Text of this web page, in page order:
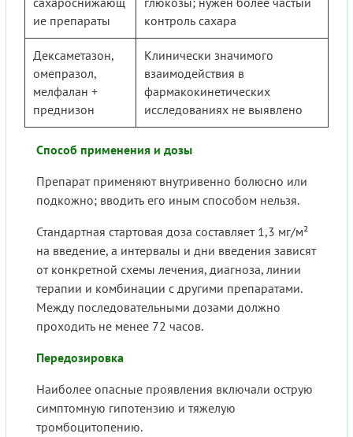
ие препараты
контроль сахара
Дексаметазон,
омепразол,
мелфалан +
преднизон
Клинически значимого
взаимодействия в
фармакокинетических
исследованиях не выявлено
Способ применения и дозы
Препарат применяют внутривенно болюсно или
подкожно; вводить его иным способом нельзя.
Стандартная стартовая доза составляет 1,3 мг/м²
на введение, а интервалы и дни введения зависят
от конкретной схемы лечения, диагноза, линии
терапии и комбинации с другими препаратами.
Между последовательными дозами должно
проходить не менее 72 часов.
Передозировка
Наиболее опасные проявления включали острую
симптомную гипотензию и тяжелую
тромбоцитопению.